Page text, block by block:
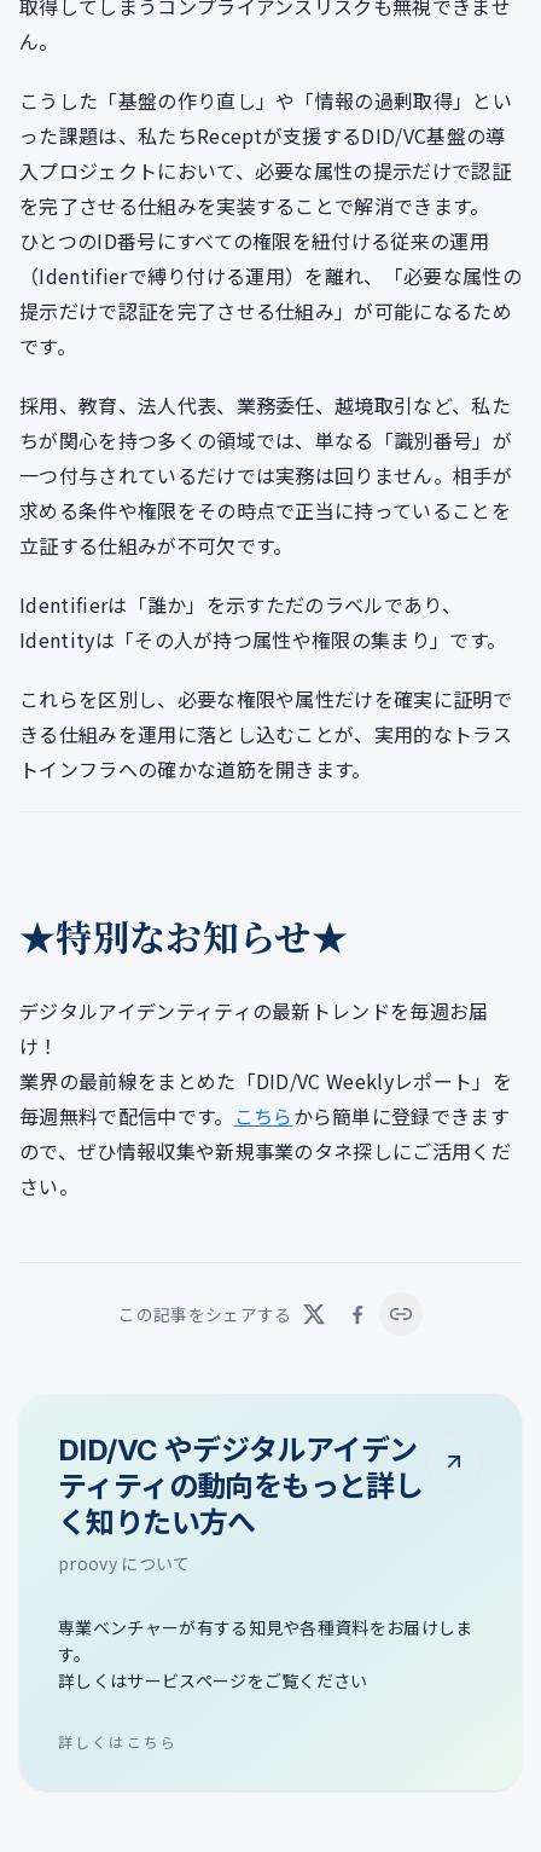
取得してしまうコンプライアンスリスクも無視できませ
ん。
こうした「基盤の作り直し」や「情報の過剰取得」とい
った課題は、私たちReceptが支援するDID/VC基盤の導
入プロジェクトにおいて、必要な属性の提示だけで認証
を完了させる仕組みを実装することで解消できます。
ひとつのID番号にすべての権限を紐付ける従来の運用
（Identifierで縛り付ける運用）を離れ、「必要な属性の
提示だけで認証を完了させる仕組み」が可能になるため
です。
採用、教育、法人代表、業務委任、越境取引など、私た
ちが関心を持つ多くの領域では、単なる「識別番号」が
一つ付与されているだけでは実務は回りません。相手が
求める条件や権限をその時点で正当に持っていることを
立証する仕組みが不可欠です。
Identifierは「誰か」を示すただのラベルであり、
Identityは「その人が持つ属性や権限の集まり」です。
これらを区別し、必要な権限や属性だけを確実に証明で
きる仕組みを運用に落とし込むことが、実用的なトラス
トインフラへの確かな道筋を開きます。
★特別なお知らせ★
デジタルアイデンティティの最新トレンドを毎週お届
け！
業界の最前線をまとめた「DID/VC Weeklyレポート」を
毎週無料で配信中です。 こちらから簡単に登録できます
ので、ぜひ情報収集や新規事業のタネ探しにご活用くだ
さい。
この記事をシェアする
DID/VC やデジタルアイデン
ティティの動向をもっと詳し
く知りたい方へ
proovy について
専業ベンチャーが有する知見や各種資料をお届けしま
す。
詳しくはサービスページをご覧ください
詳しくはこちら